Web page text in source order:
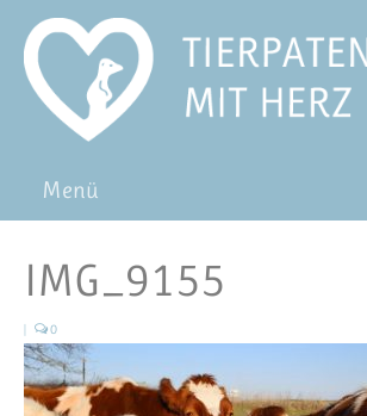
Menü
Pat*in werden
Patenschaft verschenken
Blog
IMG_9155
| 0